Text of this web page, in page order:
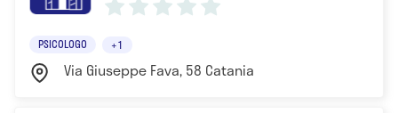
PSICOLOGO +1
Via Giuseppe Fava, 58 Catania